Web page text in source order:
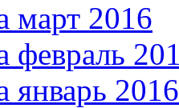
март 2016
февраль
январь 2016